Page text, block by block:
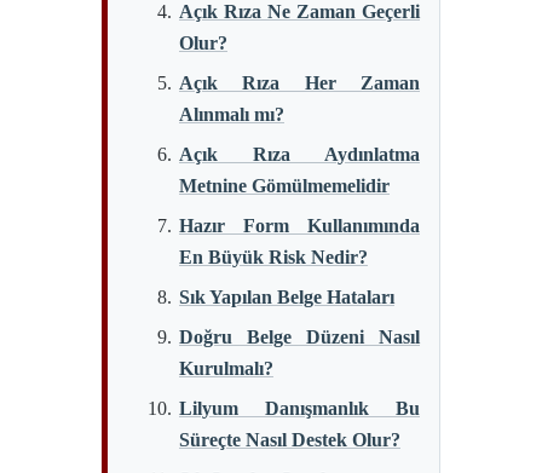
Açık Rıza Ne Zaman Geçerli
Olur?
Açık Rıza Her Zaman
Alınmalı mı?
Açık Rıza Aydınlatma
Metnine Gömülmemelidir
Hazır Form Kullanımında
En Büyük Risk Nedir?
Sık Yapılan Belge Hataları
Doğru Belge Düzeni Nasıl
Kurulmalı?
Lilyum Danışmanlık Bu
Süreçte Nasıl Destek Olur?